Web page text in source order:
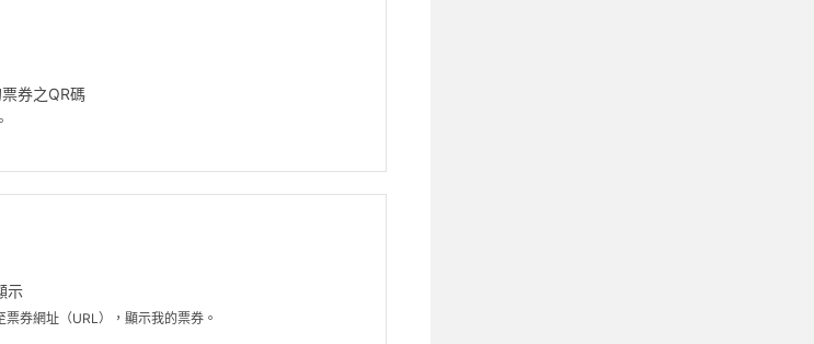
券之QR碼
示
券網址（URL），顯示我的票券。